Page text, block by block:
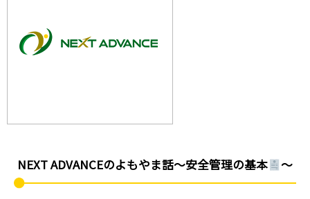
NEXT ADVANCEのよもやま話～安全管理の基本 ～